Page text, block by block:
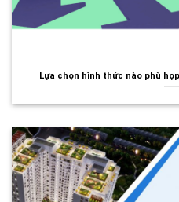
Lựa chọn hình thức nào phù